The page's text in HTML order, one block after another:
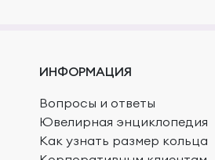
ИНФОРМАЦИЯ
Вопросы и ответы
Ювелирная энциклопедия
Как узнать размер кольца